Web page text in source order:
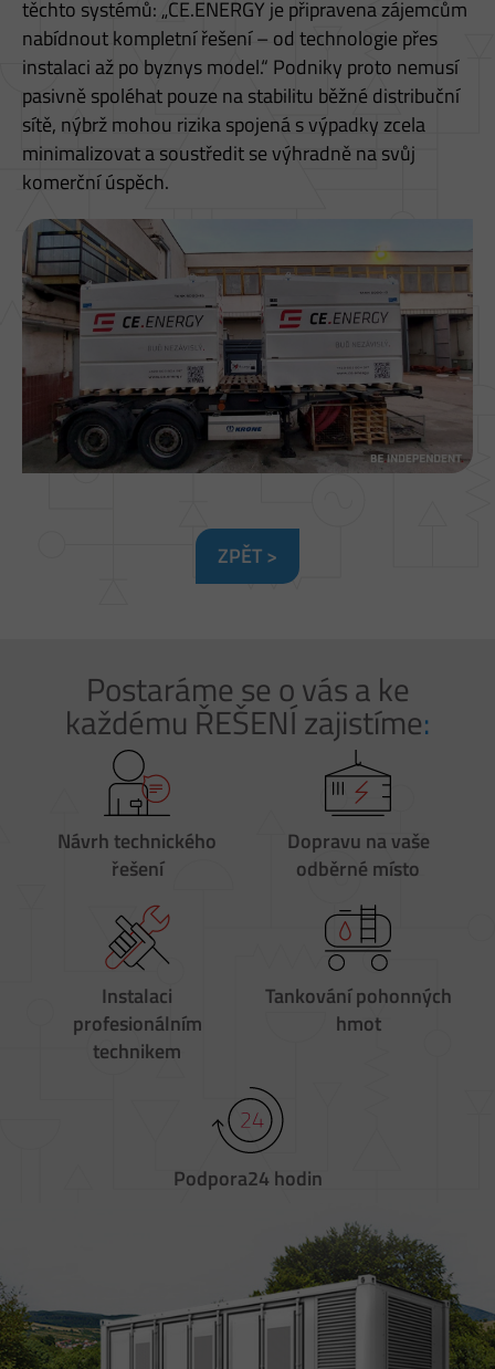
těchto systémů: „CE.ENERGY je připravena zájemcům
nabídnout kompletní řešení – od technologie přes
instalaci až po byznys model.“ Podniky proto nemusí
pasivně spoléhat pouze na stabilitu běžné distribuční
sítě, nýbrž mohou rizika spojená s výpadky zcela
minimalizovat a soustředit se výhradně na svůj
komerční úspěch.
ZPĚT >
Postaráme se o vás a ke
každému ŘEŠENÍ zajistíme:
Návrhtechnického
řešení
Dopravu na vaše
odběrné místo
Instalaci
profesionálním
technikem
Tankovánípohonných
hmot
Podpora24 hodin